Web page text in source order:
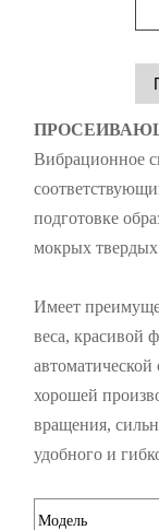
Вибрационное
подготовке
мокрых
Имеет
веса, красивой
хорошей
вращения,
удобного и
Модель